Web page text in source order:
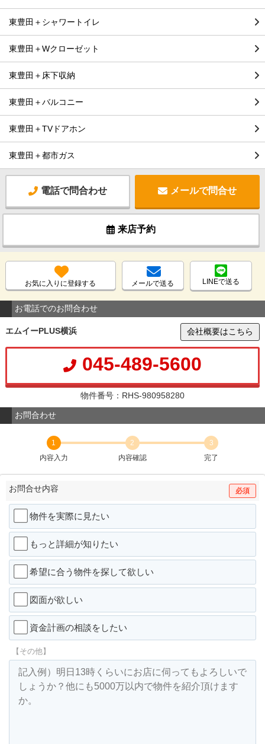
東豊田＋シャワートイレ
東豊田＋Wクローゼット
東豊田＋床下収納
東豊田＋バルコニー
東豊田＋TVドアホン
東豊田＋都市ガス
電話で問合わせ メールで問合せ
来店予約
お気に入りに登録する メールで送る LINEで送る
お電話でのお問合わせ
エムイーPLUS横浜 会社概要はこちら
045-489-5600
物件番号：RHS-980958280
お問合わせ
1
内容入力
2
内容確認
3
完了
お問合せ内容 必須
物件を実際に見たい
もっと詳細が知りたい
希望に合う物件を探して欲しい
図面が欲しい
資金計画の相談をしたい
【その他】